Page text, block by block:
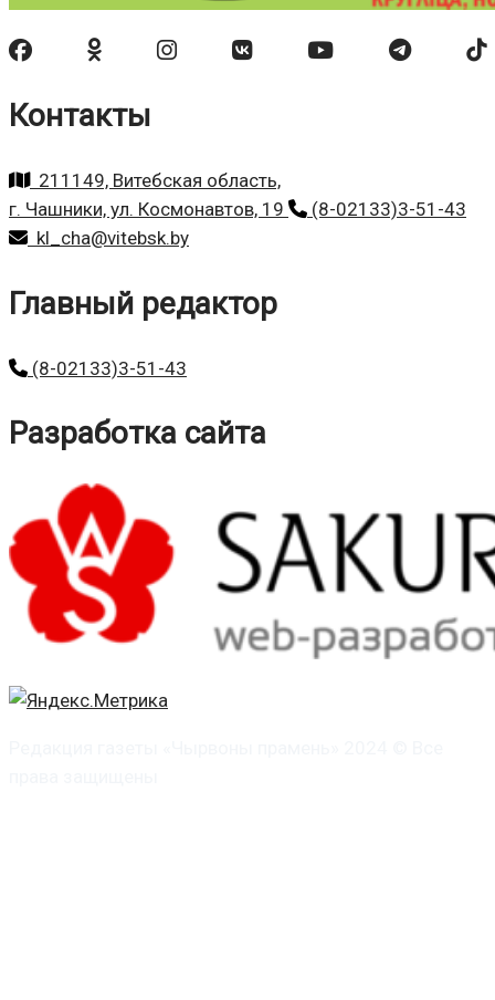
Контакты
211149, Витебская область,
г. Чашники, ул. Космонавтов, 19
(8-02133)3-51-43
kl_cha@vitebsk.by
Главный редактор
(8-02133)3-51-43
Разработка сайта